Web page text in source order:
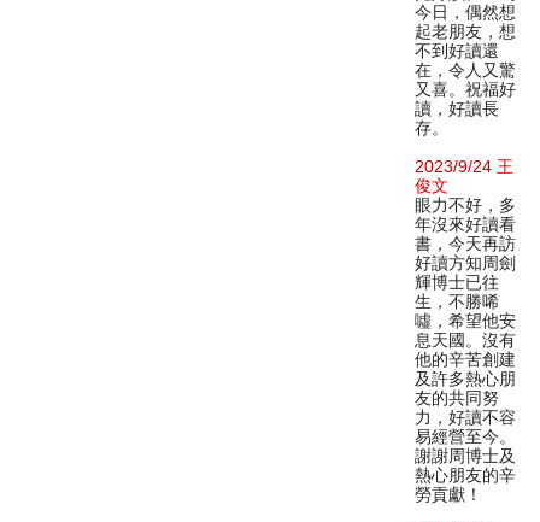
今日，偶然想
起老朋友，想
不到好讀還
在，令人又驚
又喜。祝福好
讀，好讀長
存。
2023/9/24 王
俊文
眼力不好，多
年沒來好讀看
書，今天再訪
好讀方知周劍
輝博士已往
生，不勝唏
噓，希望他安
息天國。沒有
他的辛苦創建
及許多熱心朋
友的共同努
力，好讀不容
易經營至今。
謝謝周博士及
熱心朋友的辛
勞貢獻！